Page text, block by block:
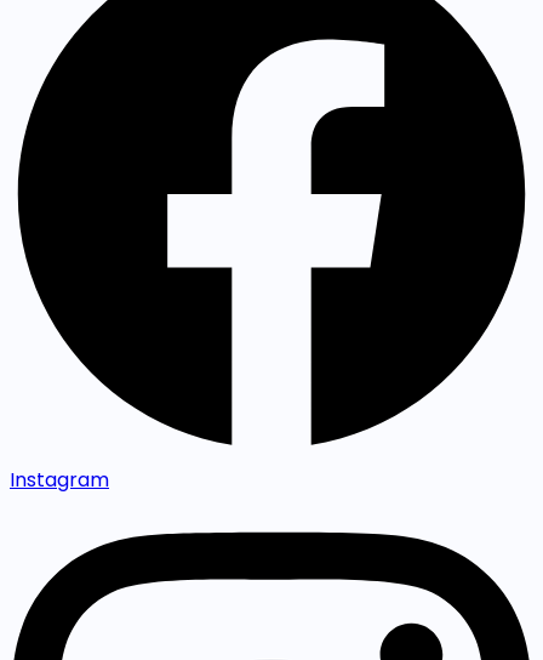
Instagram